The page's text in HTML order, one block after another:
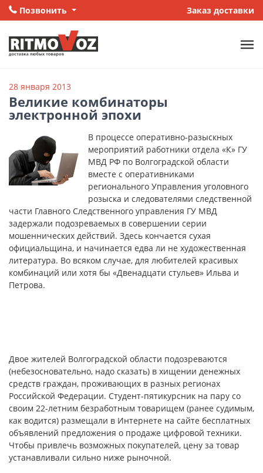
Позвонить Заказ доставки
28 января 2013
Великие комбинаторы
электронной эпохи
В процессе оперативно-разыскных
мероприятий работники отдела «К» ГУ
МВД РФ по Волгоградской области
вместе с оперативниками
регионального Управления уголовного
розыска и следователями следственной
части Главного Следственного управления ГУ МВД
задержали подозреваемых в совершении серии
мошеннических действий. Здесь кончается сухая
официальщина, и начинается едва ли не художественная
литература. Во всяком случае, для любителей красивых
комбинаций или хотя бы «Двенадцати стульев» Ильва и
Петрова.
Двое жителей Волгоградской области подозреваются
(небезосновательно, надо сказать) в хищении денежных
средств граждан, проживающих в разных регионах
Российской Федерации. Студент-пятикурсник на пару со
своим 22-летним безработным товарищем (ранее судимым,
как водится) размещали в Интернете на сайте бесплатных
объявлений предложения о продаже цифровой техники.
Чтобы привлечь возможных покупателей, цену за товар
устанавливали сильно ниже рыночной.